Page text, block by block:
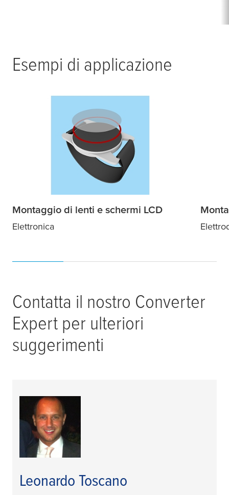
Esempi di applicazione
Montaggio di lenti e schermi LCD
Elettronica
Contatta il nostro Converter
Expert per ulteriori
suggerimenti
Leonardo Toscano